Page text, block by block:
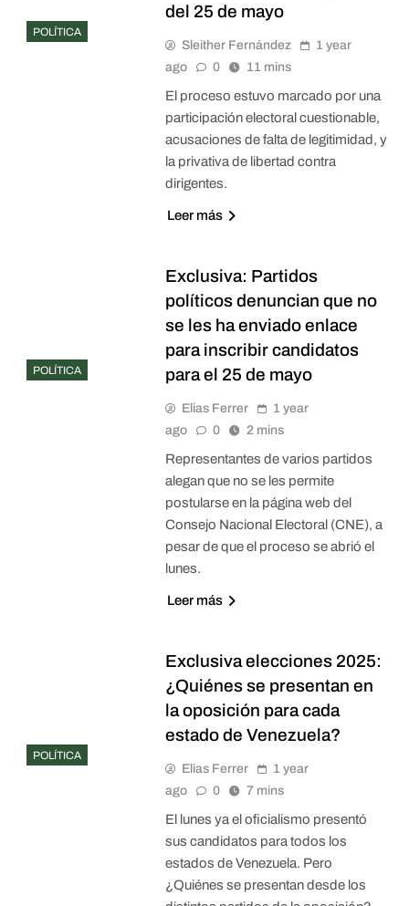
POLÍTICA
del 25 de mayo
Sleither Fernández
1 year
ago
0 11 mins
El proceso estuvo marcado por una
participación electoral cuestionable,
acusaciones de falta de legitimidad, y
la privativa de libertad contra
dirigentes.
Leer más
POLÍTICA
Exclusiva: Partidos
políticos denuncian que no
se les ha enviado enlace
para inscribir candidatos
para el 25 de mayo
Elias Ferrer
1 year
ago
0 2 mins
Representantes de varios partidos
alegan que no se les permite
postularse en la página web del
Consejo Nacional Electoral (CNE), a
pesar de que el proceso se abrió el
lunes.
Leer más
POLÍTICA
Exclusiva elecciones 2025:
¿Quiénes se presentan en
la oposición para cada
estado de Venezuela?
Elias Ferrer
1 year
ago
0 7 mins
El lunes ya el oficialismo presentó
sus candidatos para todos los
estados de Venezuela. Pero
¿Quiénes se presentan desde los